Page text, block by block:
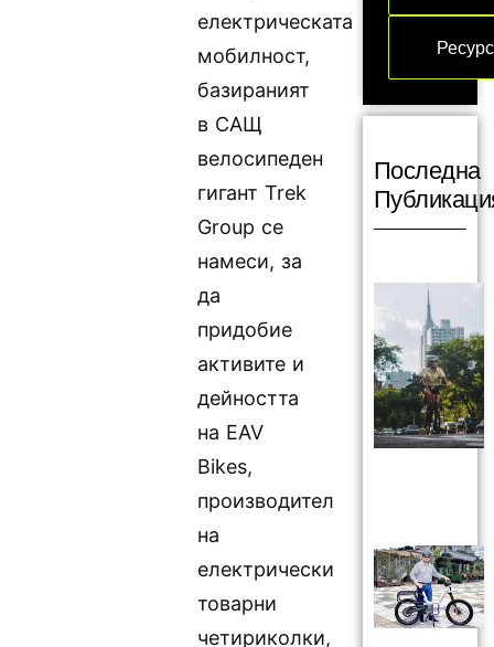
електрическата
мобилност,
базираният
в САЩ
велосипеден
гигант Trek
Group се
намеси, за
да
придобие
активите и
дейността
на EAV
Bikes,
производител
на
електрически
товарни
четириколки,
Последна